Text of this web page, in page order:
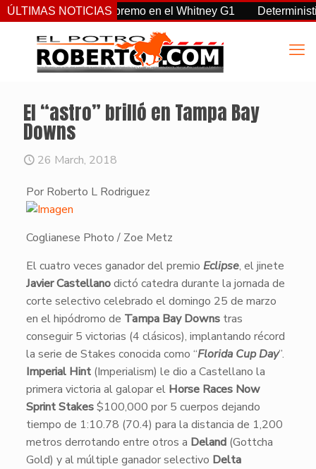
ÚLTIMAS NOTICIASsupremo en el Whitney G1 Deterministic:
El “astro” brilló en Tampa Bay
Downs
26 March, 2018
Por Roberto L Rodriguez
Coglianese Photo / Zoe Metz
​El cuatro veces ganador del premio Eclipse, el jinete
Javier Castellanodictó catedra durante la jornada de
corte selectivo celebrado el domingo 25 de marzo
en el hipódromo de Tampa Bay Downstras
conseguir 5 victorias (4 clásicos), implantando récord
la serie de Stakes conocida como “Florida Cup Day”.
Imperial Hint(Imperialism) le dio a Castellano la
primera victoria al galopar el Horse Races Now
Sprint Stakes$100,000 por 5 cuerpos dejando
tiempo de 1:10.78 (70.4) para la distancia de 1,200
metros derrotando entre otros a Deland(Gottcha
Gold) y al múltiple ganador selectivo Delta